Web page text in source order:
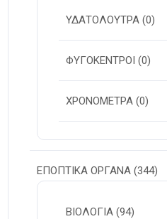
ΥΔΑΤΟΛΟΥΤΡΑ (0)
ΦΥΓΟΚΕΝΤΡΟΙ (0)
ΧΡΟΝΟΜΕΤΡΑ (0)
ΕΠΟΠΤΙΚΑ ΟΡΓΑΝΑ (344)
ΒΙΟΛΟΓΙΑ (94)